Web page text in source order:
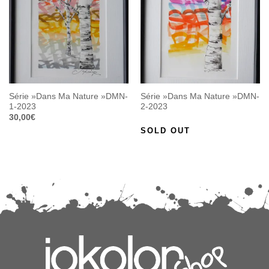
Série »Dans Ma Nature »DMN-
1-2023
30,00€
Série »Dans Ma Nature »DMN-
2-2023